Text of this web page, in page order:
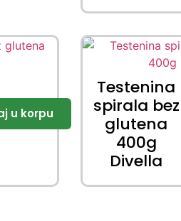
Testenina
spirala bez
glutena
400g
Divella